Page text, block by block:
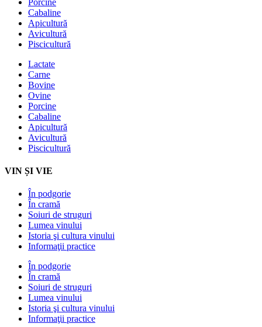
Cabaline
Apicultură
Avicultură
Piscicultură
Lactate
Carne
Bovine
Ovine
Porcine
Cabaline
Apicultură
Avicultură
Piscicultură
VIN ȘI VIE
În podgorie
În cramă
Soiuri de struguri
Lumea vinului
Istoria şi cultura vinului
Informaţii practice
În podgorie
În cramă
Soiuri de struguri
Lumea vinului
Istoria şi cultura vinului
Informaţii practice